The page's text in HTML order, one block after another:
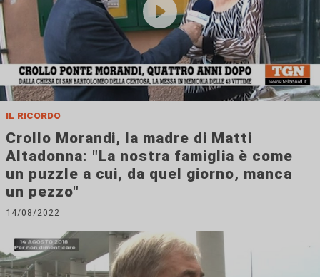
il ricordo
Crollo Morandi, la madre di Matti
Altadonna: "La nostra famiglia è come
un puzzle a cui, da quel giorno, manca
un pezzo"
14/08/2022